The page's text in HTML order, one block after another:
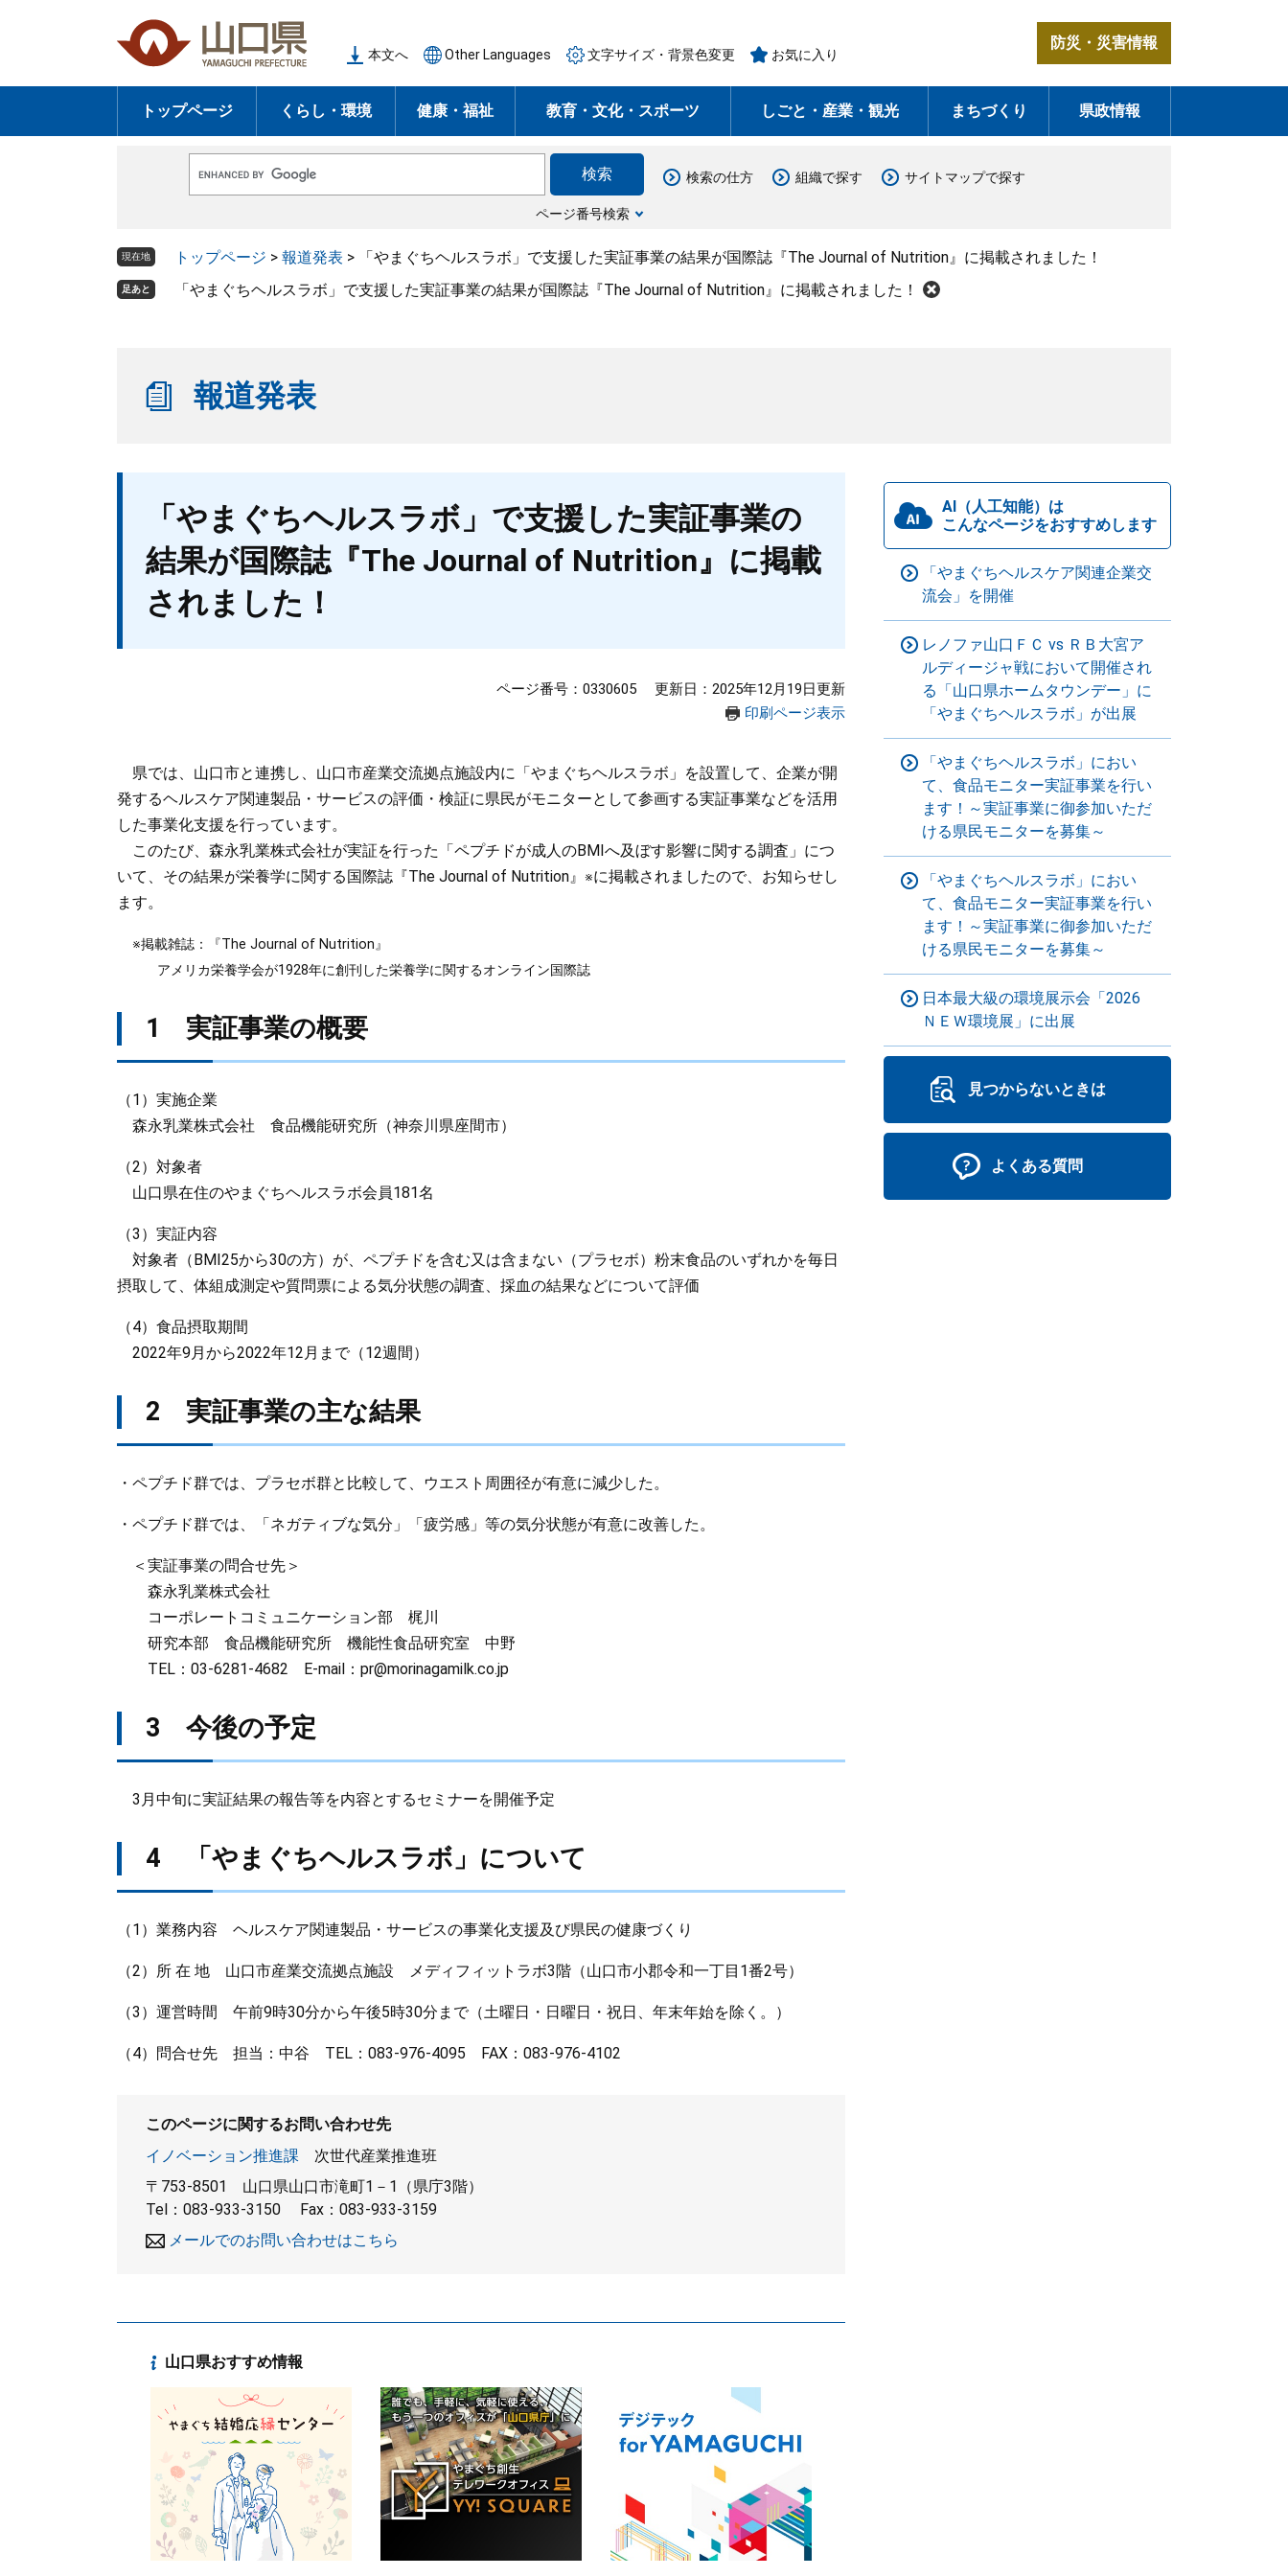
の
頭
ー
飛
本文へ Other Languages 文字サイズ・背景色変更 お気に入り
防災・災害情報
トップページ くらし・環境 健康・福祉 教育・文化・スポーツ しごと・産業・観光 まちづくり 県政情報
o
e
ス
ページ番号検索
検索の仕方 組織で探す サイトマップで探す
現在地 トップページ > 報道発表 > 「やまぐちヘルスラボ」で支援した実証事業の結果が国際誌『The Journal of Nutrition』に掲載されました！
足あと 「やまぐちヘルスラボ」で支援した実証事業の結果が国際誌『The Journal of Nutrition』に掲載されました！
報道発表
「やまぐちヘルスラボ」で支援した実証事業の
結果が国際誌『The Journal of Nutrition』に掲載
されました！
ページ番号：0330605
更新日：2025年12月19日更新
印刷ページ表示
県では、山口市と連携し、山口市産業交流拠点施設内に「やまぐちヘルスラボ」を設置して、企業が開
発するヘルスケア関連製品・サービスの評価・検証に県民がモニターとして参画する実証事業などを活用
した事業化支援を行っています。
このたび、森永乳業株式会社が実証を行った「ペプチドが成人のBMIへ及ぼす影響に関する調査」につ
いて、その結果が栄養学に関する国際誌『The Journal of Nutrition』 ※​に掲載されましたので、お知らせし
ます。
※掲載雑誌：『The Journal of Nutrition』
アメリカ栄養学会が1928年に創刊した栄養学に関するオンライン国際誌
1 実証事業の概要
（1）実施企業
森永乳業株式会社 食品機能研究所（神奈川県座間市）
（2）対象者
山口県在住のやまぐちヘルスラボ会員181名
（3）実証内容
対象者（BMI25から30の方）が、ペプチドを含む又は含まない（プラセボ）粉末食品のいずれかを毎日
摂取して、体組成測定や質問票による気分状態の調査、採血の結果などについて評価
（4）食品摂取期間
2022年9月から2022年12月まで（12週間）
2 実証事業の主な結果
・ペプチド群では、プラセボ群と比較して、ウエスト周囲径が有意に減少した。
・ペプチド群では、「ネガティブな気分」「疲労感」等の気分状態が有意に改善した。​
＜実証事業の問合せ先＞
森永乳業株式会社
コーポレートコミュニケーション部 梶川
研究本部 食品機能研究所 機能性食品研究室 中野
TEL：03-6281-4682 E-mail：pr@morinagamilk.co.jp
3 今後の予定
3月中旬に実証結果の報告等を内容とするセミナーを開催予定
4 「やまぐちヘルスラボ」について
（1）業務内容 ヘルスケア関連製品・サービスの事業化支援及び県民の健康づくり
（2）所 在 地 山口市産業交流拠点施設 メディフィットラボ3階（山口市小郡令和一丁目1番2号）
（3）運営時間 午前9時30分から午後5時30分まで（土曜日・日曜日・祝日、年末年始を除く。）
（4）問合せ先 担当：中谷 TEL：083-976-4095 FAX：083-976-4102
このページに関するお問い合わせ先
イノベーション推進課
次世代産業推進班
〒753-8501
山口県山口市滝町1－1（県庁3階）
Tel：083-933-3150
Fax：083-933-3159
メールでのお問い合わせはこちら
山口県おすすめ情報
AI（人工知能）は
こんなページをおすすめします
「やまぐちヘルスケア関連企業交
流会」を開催
レノファ山口ＦＣ vs ＲＢ大宮ア
ルディージャ戦において開催され
る「山口県ホームタウンデー」に
「やまぐちヘルスラボ」が出展
「やまぐちヘルスラボ」におい
て、食品モニター実証事業を行い
ます！～実証事業に御参加いただ
ける県民モニターを募集～
「やまぐちヘルスラボ」におい
て、食品モニター実証事業を行い
ます！～実証事業に御参加いただ
ける県民モニターを募集～
日本最大級の環境展示会「2026
ＮＥＷ環境展」に出展
見つからないときは
よくある質問